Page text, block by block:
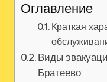
Оглавление
Краткая
Виды
Братеево